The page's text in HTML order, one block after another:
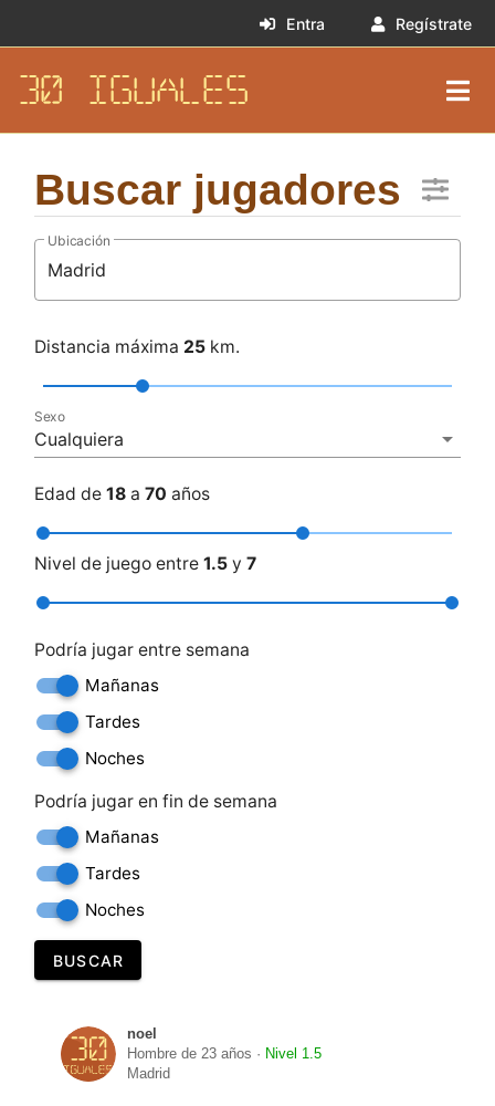
Entra Regístrate
30 IGUALES
Buscar jugadores
Ubicación
Distancia máxima 25km.
Sexo
Cualquiera
Edad de 18a 70 años
Nivel de juego entre 1.5y 7
Podría jugar entre semana
Mañanas
Tardes
Noches
Podría jugar en fin de semana
Mañanas
Tardes
Noches
BUSCAR
noel
Hombre de 23 años · Nivel 1.5
Madrid